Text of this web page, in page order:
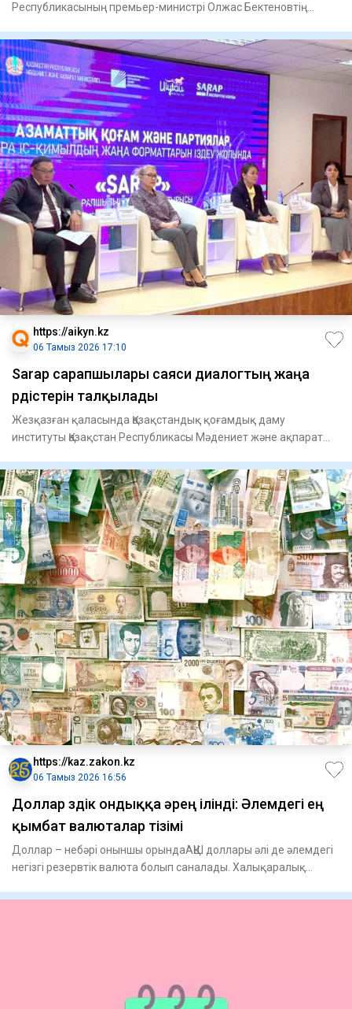
Республикасының премьер-министрі Олжас Бектеновтің
https://aikyn.kz
06 Тамыз 2026 17:10
Sarap сарапшылары саяси диалогтың жаңа
үрдістерін талқылады
Жезқазған қаласында Қазақстандық қоғамдық даму
институты Қазақстан Республикасы Мәдениет және ақпарат
https://kaz.zakon.kz
06 Тамыз 2026 16:56
Доллар үздік ондыққа әрең ілінді: Әлемдегі ең
қымбат валюталар тізімі
Доллар – небәрі оныншы орындаАҚШ доллары әлі де әлемдегі
негізгі резервтік валюта болып саналады. Халықаралық